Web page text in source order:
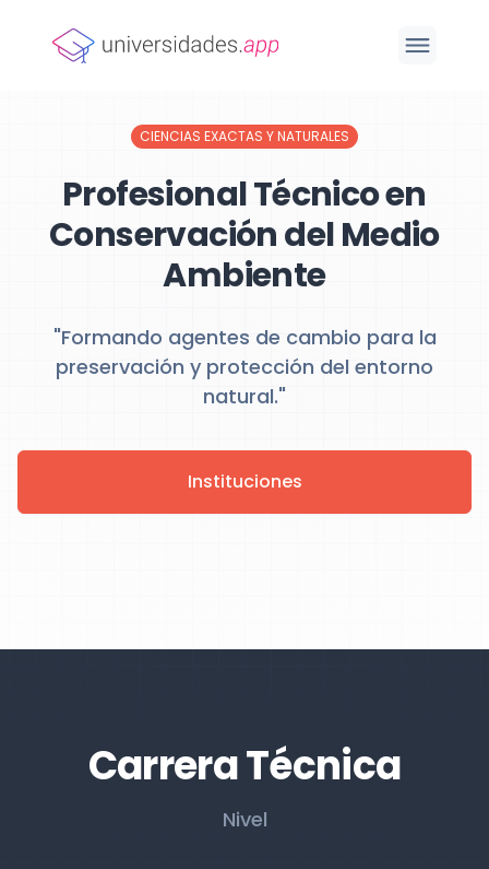
CIENCIAS EXACTAS Y NATURALES
Profesional Técnico en
Conservación del Medio
Ambiente
"Formando agentes de cambio para la
preservación y protección del entorno
natural."
Instituciones
Carrera Técnica
Nivel